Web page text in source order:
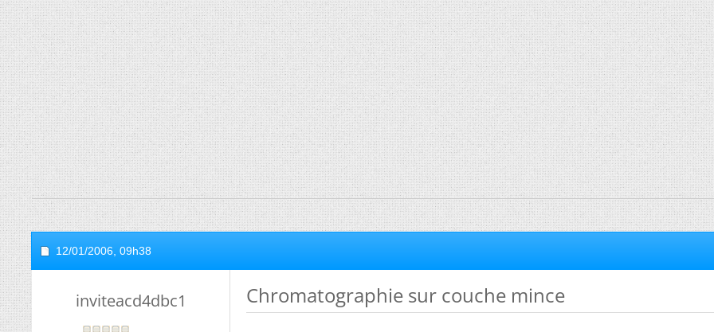
12/01/2006, 09h38
inviteacd4dbc1 Chromatographie sur couche mince